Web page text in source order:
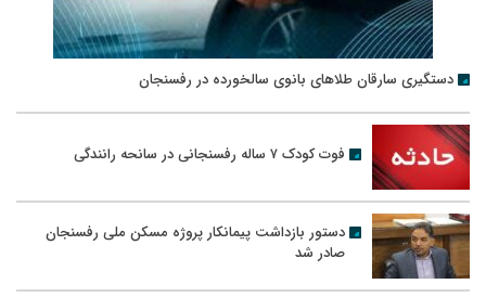
دستگیری سارقان طلاهای بانوی سالخورده در رفسنجان
فوت کودک ۷ ساله رفسنجانی در سانحه رانندگی
دستور بازداشت پیمانکار پروژه مسکن ملی رفسنجان
صادر شد